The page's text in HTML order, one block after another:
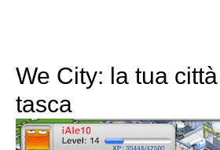
We City: la tua
tasca